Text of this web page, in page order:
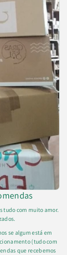
tudo com muito amor.
se algum está em
(tudo com
que recebemos